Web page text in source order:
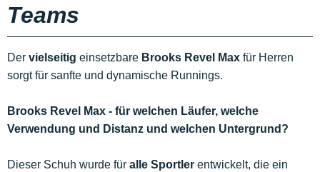
Teams
Der vielseitig einsetzbare Brooks Revel Max für Herren
sorgt für sanfte und dynamische Runnings.
Brooks Revel Max - für welchen Läufer, welche
Verwendung und Distanz und welchen Untergrund?
Dieser Schuh wurde für alle Sportler entwickelt, die ein